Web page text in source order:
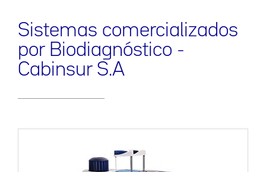
Sistemas comercializados
por Biodiagnóstico -
Cabinsur S.A